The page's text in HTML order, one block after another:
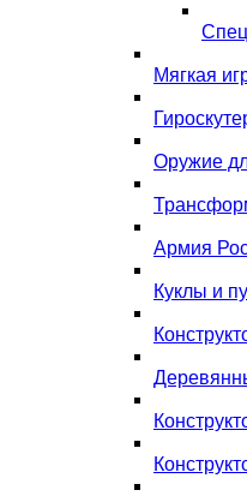
Мягкая
Оружие
Армия
Куклы и